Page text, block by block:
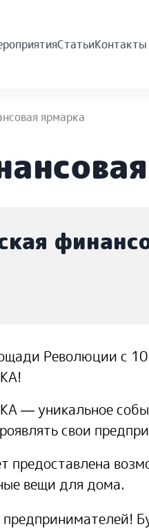
СтатьиКонтакты
ярмарка
Революции с
уникальное
свои
вещи для дома.